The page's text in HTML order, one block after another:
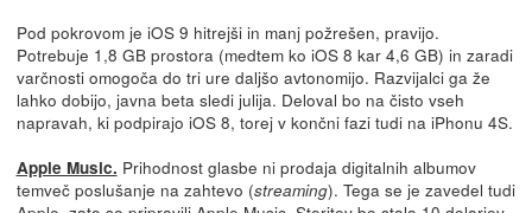
Pod pokrovom je iOS 9 hitrejši in manj požrešen, pravijo.
Potrebuje 1,8 GB prostora (medtem ko iOS 8 kar 4,6 GB) in zaradi
varčnosti omogoča do tri ure daljšo avtonomijo. Razvijalci ga že
lahko dobijo, javna beta sledi julija. Deloval bo na čisto vseh
napravah, ki podpirajo iOS 8, torej v končni fazi tudi na iPhonu 4S.
Apple Music. Prihodnost glasbe ni prodaja digitalnih albumov
temveč poslušanje na zahtevo (streaming). Tega se je zavedel tudi